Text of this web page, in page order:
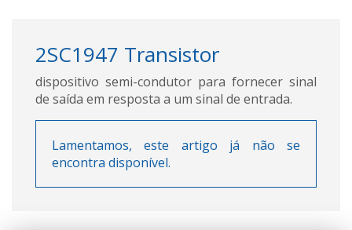
2SC1947 Transistor
dispositivo semi-condutor para fornecer sinal
de saída em resposta a um sinal de entrada.
Lamentamos, este artigo já não se
encontra disponível.